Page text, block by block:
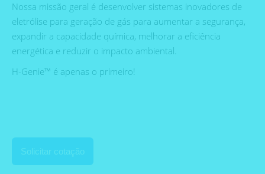
Nossa missão geral é desenvolver sistemas inovadores de
eletrólise para geração de gás para aumentar a segurança,
expandir a capacidade química, melhorar a eficiência
energética e reduzir o impacto ambiental.
H-Genie™ é apenas o primeiro!
Solicitar cotação